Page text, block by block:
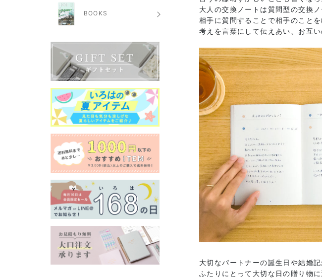
大人の交換ノートは質問型の交換ノ
相手に質問することで相手のこと
考えを言葉にして伝えあい、お互
大切なパートナーの誕生日や結婚記
ふたりにとって大切な日の贈り物
BOOKS